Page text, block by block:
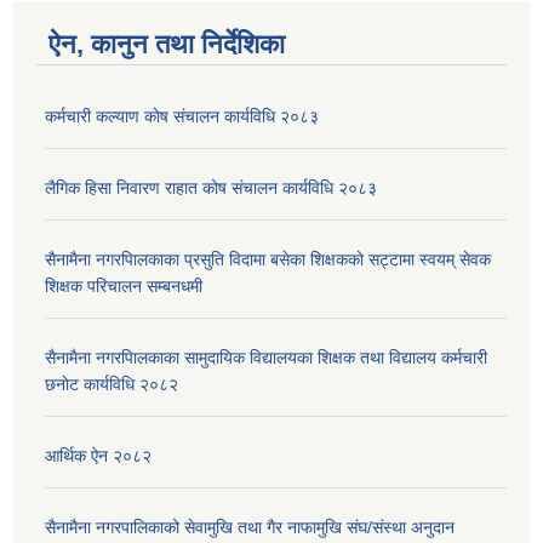
ऐन, कानुन तथा निर्देशिका
कर्मचारी कल्याण काेष संचालन कार्यविधि २०८३
लैगिक हिसा निवारण राहात कोष संचालन कार्यविधि २०८३
सैनामैना नगरपािलकाका प्रसुति विदामा बसेका शिक्षककाे सट्टामा स्वयम् सेवक
शिक्षक परिचालन सम्बनधमी
सैनामैना नगरपािलकाका सामुदायिक विद्यालयका शिक्षक तथा विद्यालय कर्मचारी
छनाेट कार्यविधि २०८२
आर्थिक ऐन २०८२
सैनामैना नगरपालिकाको सेवामुखि तथा गैर नाफामुखि संघ/संस्था अनुदान